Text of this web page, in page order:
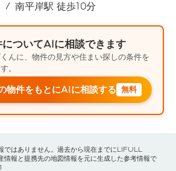
南平岸駅 徒歩10分
についてAIに相談できます
んに、物件の見方や住まい探しの条件を
。
物件をもとにAIに相談する 無料
ではありません。過去から現在までにLIFULL
情報と提携先の地図情報を元に生成した参考情報で